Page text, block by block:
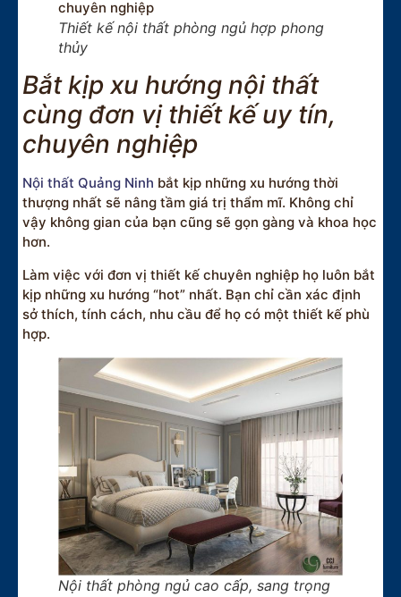
Thiết kế nội thất phòng ngủ hợp phong
thủy
Bắt kịp xu hướng nội thất
cùng đơn vị thiết kế uy tín,
chuyên nghiệp
Nội thất Quảng Ninh bắt kịp những xu hướng thời
thượng nhất sẽ nâng tầm giá trị thẩm mĩ. Không chỉ
vậy không gian của bạn cũng sẽ gọn gàng và khoa học
hơn.
Làm việc với đơn vị thiết kế chuyên nghiệp họ luôn bắt
kịp những xu hướng “hot” nhất. Bạn chỉ cần xác định
sở thích, tính cách, nhu cầu để họ có một thiết kế phù
hợp.
Nội thất phòng ngủ cao cấp, sang trọng